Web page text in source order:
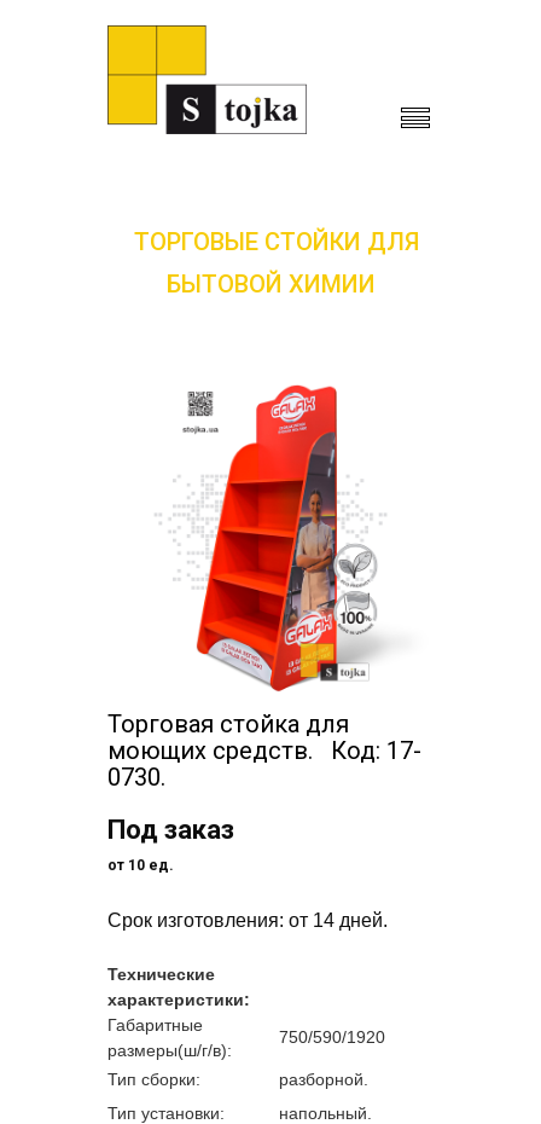
ТОРГОВЫЕ СТОЙКИ ДЛЯ
БЫТОВОЙ ХИМИИ
Торговая стойка для
моющих средств. Код: 17-
0730.
Под заказ
от 10 ед.
Срок изготовления: от 14 дней.
Технические
характеристики:
Габаритные
размеры(ш/г/в):
750/590/1920
Тип сборки:
разборной.
Тип установки:
напольный.